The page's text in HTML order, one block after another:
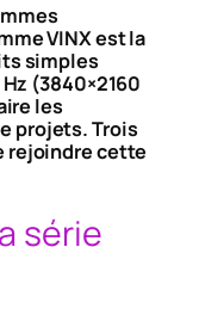
VINX est la
simples
(3840×2160
les
projets. Trois
rejoindre cette
série